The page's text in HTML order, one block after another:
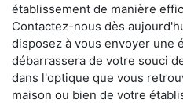
établissement de manière
Contactez-nous dès
disposez à vous envoyer une
débarrassera de votre souci
dans l'optique que vous
maison ou bien de votre